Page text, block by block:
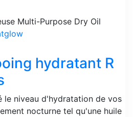
hydratant R
le niveau d'hydratation de vos
nocturne tel qu'une huile